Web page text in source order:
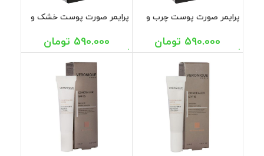
پرایمر صورت پوست چرب و
590.000 تومان
پرایمر صورت پوست خشک و
590.000 تومان